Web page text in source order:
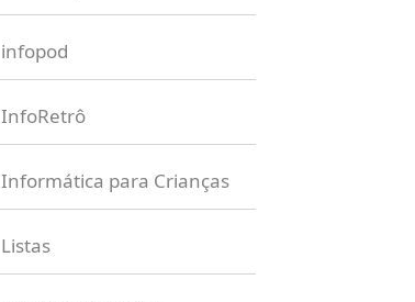
infopod
InfoRetrô
Informática para Crianças
Listas